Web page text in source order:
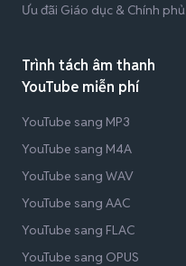
Ưu đãi Giáo dục & Chính phủ
Trình tách âm thanh
YouTube miễn phí
YouTube sang MP3
YouTube sang M4A
YouTube sang WAV
YouTube sang AAC
YouTube sang FLAC
YouTube sang OPUS